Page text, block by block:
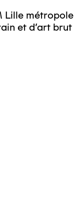
Lille métropole
et d’art brut